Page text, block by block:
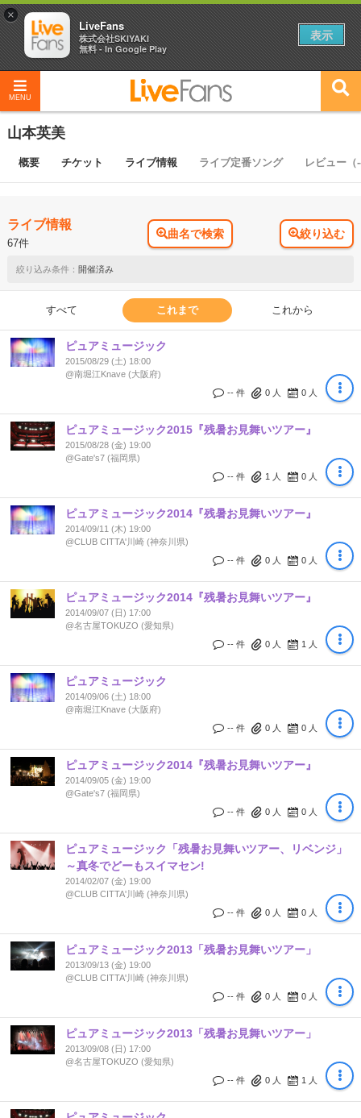
MENU
山本英美
概要 チケット ライブ情報 ライブ定番ソング レビュー（
ライブ情報
67件
曲名で検索 絞り込む
開催済み
すべて これまで これから
ピュアミュージック
2015/08/29 (土) 18:00
@南堀江Knave (大阪府)
-- 件
0 人 0 人
ピュアミュージック2015『残暑お見舞いツアー』
2015/08/28 (金) 19:00
@Gate's7 (福岡県)
-- 件
1 人 0 人
ピュアミュージック2014『残暑お見舞いツアー』
2014/09/11 (木) 19:00
@CLUB CITTA'川崎 (神奈川県)
-- 件
0 人 0 人
ピュアミュージック2014『残暑お見舞いツアー』
2014/09/07 (日) 17:00
@名古屋TOKUZO (愛知県)
-- 件
0 人 1 人
ピュアミュージック
2014/09/06 (土) 18:00
@南堀江Knave (大阪府)
-- 件
0 人 0 人
ピュアミュージック2014『残暑お見舞いツアー』
2014/09/05 (金) 19:00
@Gate's7 (福岡県)
-- 件
0 人 0 人
ピュアミュージック「残暑お見舞いツアー、リベンジ」
～真冬でどーもスイマセン!
2014/02/07 (金) 19:00
@CLUB CITTA'川崎 (神奈川県)
-- 件
0 人 0 人
ピュアミュージック2013「残暑お見舞いツアー」
2013/09/13 (金) 19:00
@CLUB CITTA'川崎 (神奈川県)
-- 件
0 人 0 人
ピュアミュージック2013「残暑お見舞いツアー」
2013/09/08 (日) 17:00
@名古屋TOKUZO (愛知県)
-- 件
0 人 1 人
×
LiveFans
株式会社SKIYAKI
無料 - In Google Play
表示